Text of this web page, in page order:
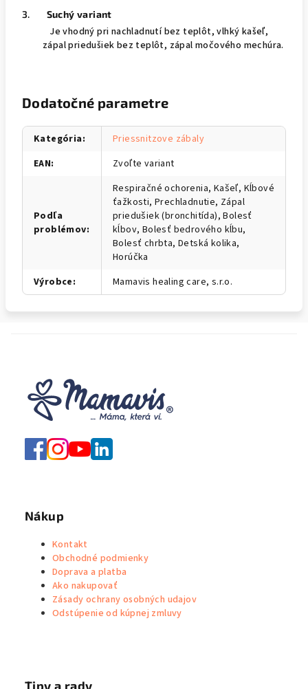
3. Suchý variant
Je vhodný pri nachladnutí bez teplôt, vlhký kašeľ,
zápal priedušiek bez teplôt, zápal močového mechúra.
Dodatočné parametre
Kategória:
Priessnitzove zábaly
EAN: Zvoľte variant
Podľa
problémov:
Respiračné ochorenia, Kašeľ, Kĺbové
ťažkosti, Prechladnutie, Zápal
priedušiek (bronchitída), Bolesť
kĺbov, Bolesť bedrového kĺbu,
Bolesť chrbta, Detská kolika,
Horúčka
Výrobce: Mamavis healing care, s.r.o.
Nákup
Kontakt
Obchodné podmienky
Doprava a platba
Ako nakupovať
Zásady ochrany osobných udajov
Odstúpenie od kúpnej zmluvy
Tipy a rady